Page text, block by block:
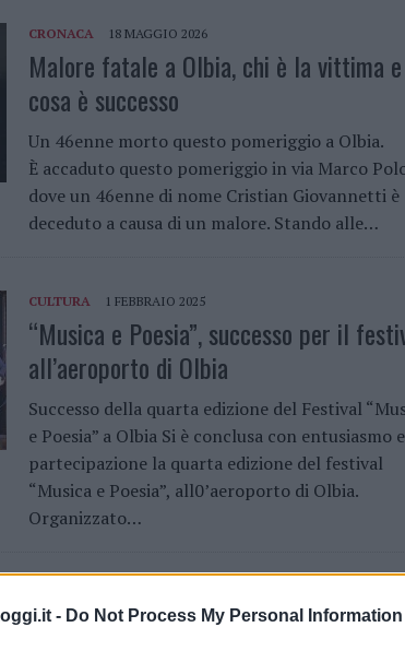
- Do Not Process My Personal Information
CRONACA 18 MAGGIO 2026
Malore fatale a Olbia, chi è la vittima e
cosa è successo
Un 46enne morto questo pomeriggio a Olbia.
È accaduto questo pomeriggio in via Marco
dove un 46enne di nome Cristian Giovannetti è
deceduto a causa di un malore. Stando alle…
CULTURA 1 FEBBRAIO 2025
“Musica e Poesia”, successo per il
all’aeroporto di Olbia
Successo della quarta edizione del Festival
e Poesia” a Olbia Si è conclusa con entusiasmo e
partecipazione la quarta edizione del festival
“Musica e Poesia”, all0’aeroporto di Olbia.
Organizzato…